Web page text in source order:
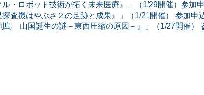
・ロボット技術が拓く未来医療』」（1/29開催）参加
査機はやぶさ２の足跡と成果』」（1/21開催） 参加申
島 山国誕生の謎－東西圧縮の原因－』」（1/27開催）